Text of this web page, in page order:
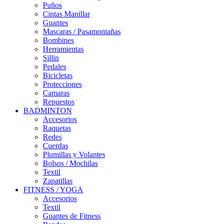
Puños
Cintas Manillar
Guantes
Mascaras / Pasamontañas
Bombines
Herramientas
Sillin
Pedales
Bicicletas
Protecciones
Camaras
Repuestos
BADMINTON
Accesorios
Raquetas
Redes
Cuerdas
Plumillas y Volantes
Bolsos / Mochilas
Textil
Zapatillas
FITNESS / YOGA
Accesorios
Textil
Guantes de Fitness